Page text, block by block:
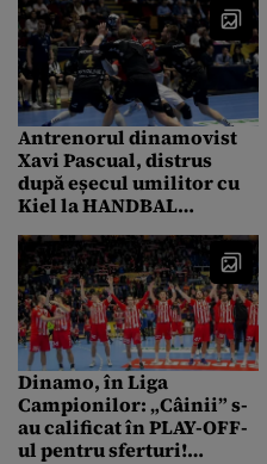
Antrenorul dinamovist
Xavi Pascual, distrus
după eșecul umilitor cu
Kiel la HANDBAL
Porsche cu un Renault” |
FOTO & VIDEO
Dinamo, în Liga
Campionilor: „Câinii” s-
au calificat în PLAY-OFF-
ul pentru sferturi!